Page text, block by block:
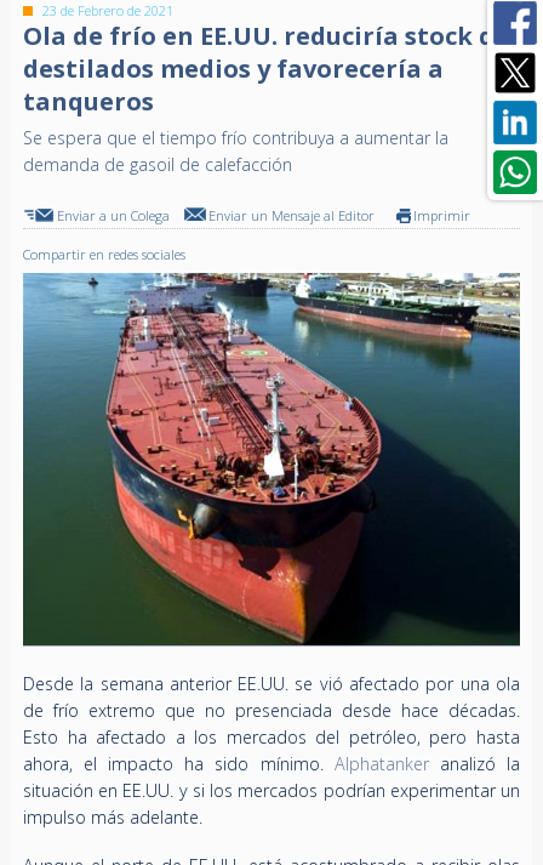
23 de Febrero de 2021
Ola de frío en EE.UU. reduciría stock de
destilados medios y favorecería a
tanqueros
Se espera que el tiempo frío contribuya a aumentar la
demanda de gasoil de calefacción
Enviar a un Colega Enviar un Mensaje al Editor Imprimir
Compartir en redes sociales
Desde la semana anterior EE.UU. se vió afectado por una ola
de frío extremo que no presenciada desde hace décadas.
Esto ha afectado a los mercados del petróleo, pero hasta
ahora, el impacto ha sido mínimo. Alphatankeranalizó la
situación en EE.UU. y si los mercados podrían experimentar un
impulso más adelante.